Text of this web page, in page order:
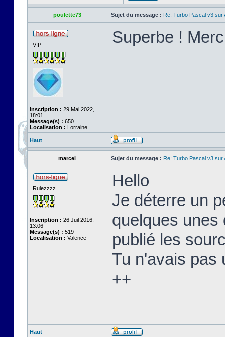
poulette73 Sujet du message : Re: Turbo Pascal v3 sur
VIP
Inscription : 29 Mai 2022,
18:01
Message(s) : 650
Localisation : Lorraine
Superbe !
Haut
marcel Sujet du message : Re: Turbo Pascal v3 sur
Rulezzzz
Inscription : 26 Juil 2016,
13:06
Message(s) : 519
Localisation : Valence
Hello
Je déterre un
quelques unes
publié les
Tu n'avais pas
++
Haut